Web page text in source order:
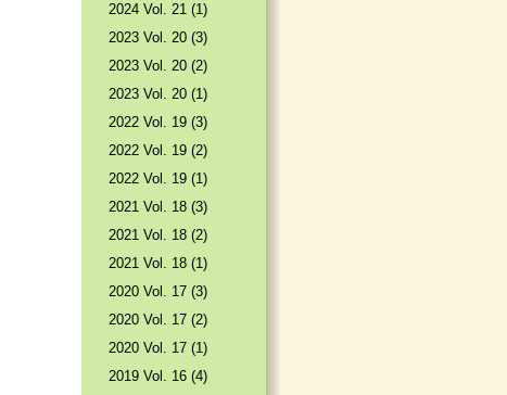
2024 Vol. 21 (1)
2023 Vol. 20 (3)
2023 Vol. 20 (2)
2023 Vol. 20 (1)
2022 Vol. 19 (3)
2022 Vol. 19 (2)
2022 Vol. 19 (1)
2021 Vol. 18 (3)
2021 Vol. 18 (2)
2021 Vol. 18 (1)
2020 Vol. 17 (3)
2020 Vol. 17 (2)
2020 Vol. 17 (1)
2019 Vol. 16 (4)